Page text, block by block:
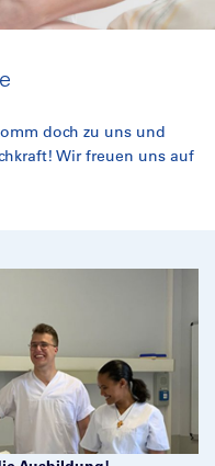
doch zu uns und
Wir freuen uns auf